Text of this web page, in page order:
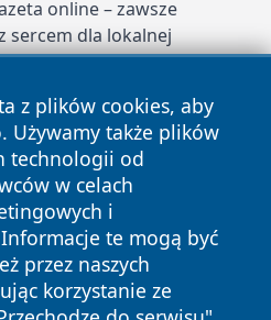
z plików cookies, aby
Używamy także plików
technologii od
w celach
i
te mogą być
przez naszych
korzystanie ze
online – zawsze
sercem dla lokalnej
stałych czytelników i
miejskie oko i ucho!
Wszystkie prawa
Polityka
Cookies